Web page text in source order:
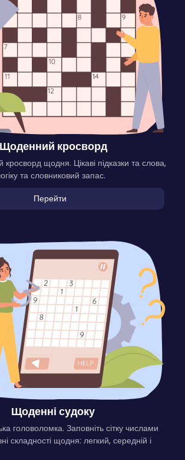
Щоденний кросворд
кросворд щодня. Цікаві підказки та слова,
та словниковий запас.
Перейти
Щоденні судоку
головоломка. Заповніть сітку числами
складності щодня: легкий, середній і